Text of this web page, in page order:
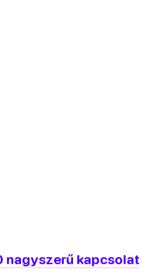
nagyszerű kapcsolat